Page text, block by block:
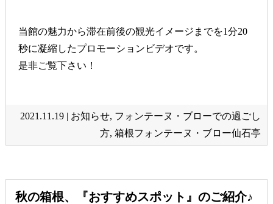
当館の魅力から滞在前後の観光イメージまでを1分20
秒に凝縮したプロモーションビデオです。
是非ご覧下さい！
2021.11.19 | お知らせ, フォンテーヌ・ブローでの過ごし
方,箱根フォンテーヌ・ブロー仙石亭
秋の箱根、『おすすめスポット』のご紹介♪